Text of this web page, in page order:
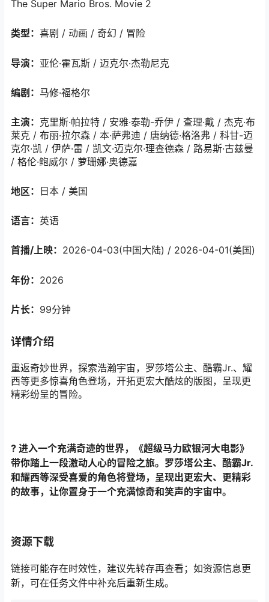
The Super Mario Bros. Movie 2
类型： 喜剧 / 动画 / 奇幻 / 冒险
导演： 亚伦·霍瓦斯 / 迈克尔·杰勒尼克
编剧： 马修·福格尔
主演： 克里斯·帕拉特 / 安雅·泰勒-乔伊 / 查理·戴 / 杰克·布
莱克 / 布丽·拉尔森 / 本·萨弗迪 / 唐纳德·格洛弗 / 科甘-迈
克尔·凯 / 伊萨·雷 / 凯文·迈克尔·理查德森 / 路易斯·古兹曼
/ 格伦·鲍威尔 / 萝珊娜·奥德嘉
地区： 日本 / 美国
语言： 英语
首播/上映： 2026-04-03(中国大陆) / 2026-04-01(美国)
年份： 2026
片长： 99分钟
详情介绍
重返奇妙世界，探索浩瀚宇宙，罗莎塔公主、酷霸Jr.、耀
西等更多惊喜角色登场，开拓更宏大酷炫的版图，呈现更
精彩纷呈的冒险。
? 进入一个充满奇迹的世界，《超级马力欧银河大电影》
带你踏上一段激动人心的冒险之旅。罗莎塔公主、酷霸Jr.
和耀西等深受喜爱的角色将登场，呈现出更宏大、更精彩
的故事，让你置身于一个充满惊奇和笑声的宇宙中。
资源下载
链接可能存在时效性，建议先转存再查看；如资源信息更
新，可在任务文件中补充后重新生成。